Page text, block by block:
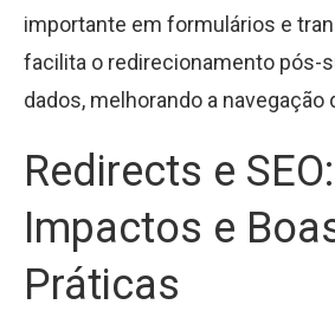
importante em formulários e
facilita o redirecionamento pós-
dados, melhorando a navegação
Redirects e SEO:
Impactos e
Práticas